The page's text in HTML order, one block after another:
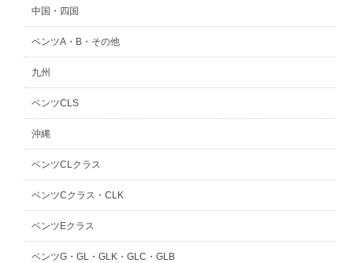
中国・四国
ベンツA・B・その他
九州
ベンツCLS
沖縄
ベンツCLクラス
ベンツCクラス・CLK
ベンツEクラス
ベンツG・GL・GLK・GLC・GLB